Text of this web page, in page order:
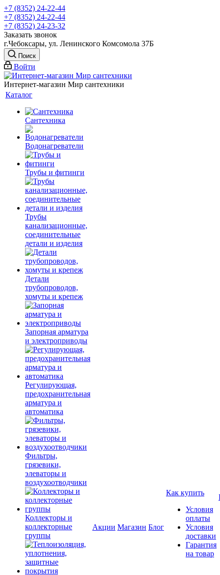
+7 (8352) 24-22-44
+7 (8352) 24-22-44
+7 (8352) 24-23-32
Заказать звонок
г.Чебоксары, ул. Ленинского Комсомола 37Б
Поиск
Войти
Интернет-магазин Мир сантехники
Каталог
Сантехника
Водонагреватели
Трубы и фитинги
Трубы
канализационные,
соединительные
детали и изделия
Детали
трубопроводов,
хомуты и крепеж
Запорная арматура
и электроприводы
Регулирующая,
предохранительная
арматура и
автоматика
Фильтры,
грязевики,
элеваторы и
воздухоотводчики
Коллекторы и
коллекторные
группы
Акции Магазин Блог
Как купить
Условия
оплаты
Условия
доставки
Гарантия
на товар